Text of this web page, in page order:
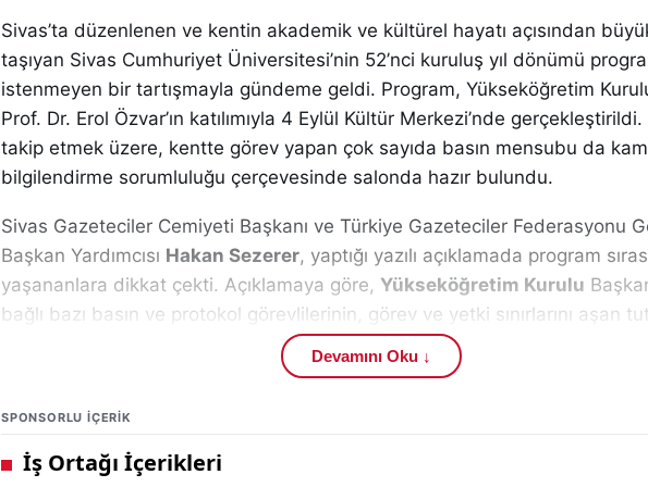
Sivas’ta düzenlenen ve kentin akademik ve kültürel hayatı açısından
taşıyan Sivas Cumhuriyet Üniversitesi’nin 52’nci kuruluş yıl dönümü
istenmeyen bir tartışmayla gündeme geldi. Program, Yükseköğretim
Prof. Dr. Erol Özvar’ın katılımıyla 4 Eylül Kültür Merkezi’nde
takip etmek üzere, kentte görev yapan çok sayıda basın mensubu da
bilgilendirme sorumluluğu çerçevesinde salonda hazır bulundu.
Sivas Gazeteciler Cemiyeti Başkanı ve Türkiye Gazeteciler Federasyonu
Başkan Yardımcısı Hakan Sezerer, yaptığı yazılı açıklamada program
yaşananlara dikkat çekti. Açıklamaya göre, Yükseköğretim Kurulu
bağlı bazı basın ve protokol görevlilerinin, görev ve yetki sınırlarını aşan
sergilediği iddia edildi. Bu kapsamda, Sivas’ta görev yapan gazetecilere
sözlü ve fiziki müdahalelerde bulunulduğu öne sürüldü.
Sezerer’in açıklamasında, olay sırasında bazı görevlilerin gazetecilere
ifadeler kullandığı, gerçeği yansıtmadığı belirtilen beyanlarla suçlayıcı bir dil
benimsediği ifade edildi. Ayrıca, meslektaşların kurumlarına şikâyet
Devamını Oku ↓
SPONSORLU IÇERIK